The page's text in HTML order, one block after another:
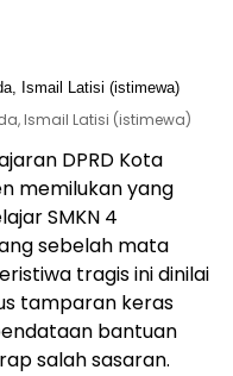
Ismail Latisi (istimewa)
DPRD Kota
memilukan yang
SMKN 4
sebelah mata
tragis ini dinilai
tamparan keras
bantuan
salah sasaran.